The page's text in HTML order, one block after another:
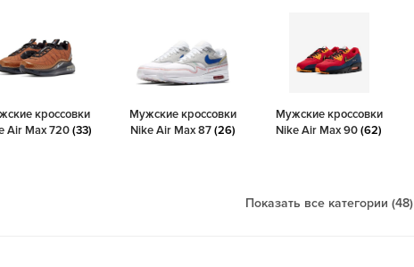
кроссовки
Air Max 720(33)
Мужские кроссовки
Nike Air Max 87(26)
Мужские кроссовки
Nike Air Max 90(62)
Показать все категории (48)